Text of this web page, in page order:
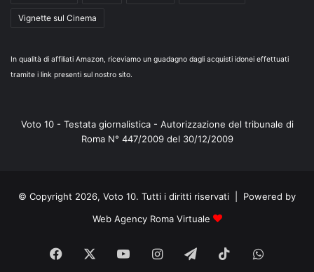
Vignette sul Cinema
In qualità di affiliati Amazon, riceviamo un guadagno dagli acquisti idonei effettuati
tramite i link presenti sul nostro sito.
Voto 10 - Testata giornalistica - Autorizzazione del tribunale di
Roma N° 447/2009 del 30/12/2009
© Copyright 2026, Voto 10. Tutti i diritti riservati | Powered by
Web Agency Roma Virtuale
Facebook You Instagram
TelegramTikTok